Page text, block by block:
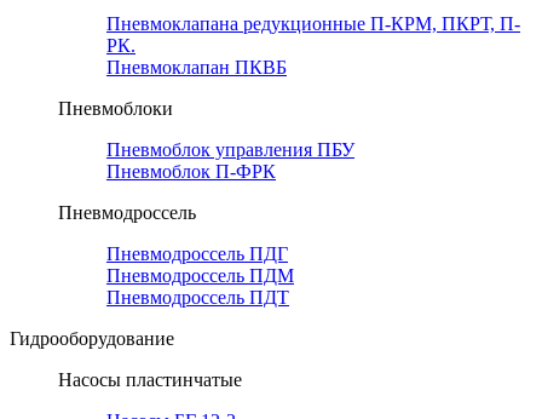
Пневмоклапана редукционные П-КРМ, ПКРТ, П-
РК.
Пневмоклапан ПКВБ
Пневмоблоки
Пневмоблок управления ПБУ
Пневмоблок П-ФРК
Пневмодроссель
Пневмодроссель ПДГ
Пневмодроссель ПДМ
Пневмодроссель ПДТ
Гидрооборудование
Насосы пластинчатые